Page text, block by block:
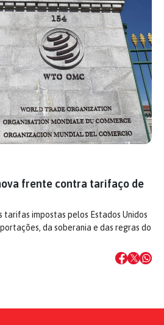
frente contra tarifaço de
tarifas impostas pelos Estados Unidos
da soberania e das regras do